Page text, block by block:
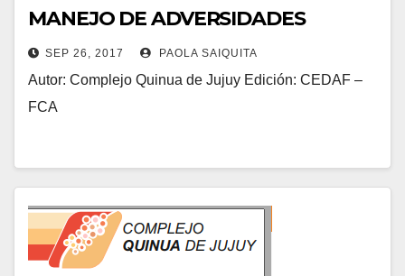
MANEJO DE ADVERSIDADES
SEP 26, 2017 PAOLA SAIQUITA
Autor: Complejo Quinua de Jujuy Edición: CEDAF –
FCA